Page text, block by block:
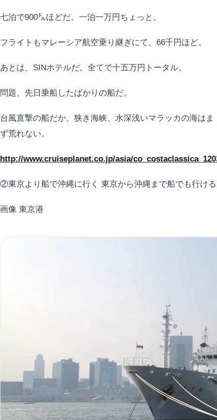
七泊で900㌦ほどだ。一泊一万円ちょっと。
フライトもマレーシア航空乗り継ぎにて、66千円ほど。
あとは、SINホテルだ。全てで十五万円トータル。
問題、先日乗船したばかりの船だ。
台風直撃の船だか、狭き海峡、水深浅いマラッカの海はま
ず荒れない。
http://www.cruiseplanet.co.jp/asia/
②東京より船で沖縄に行く 東京から沖縄まで船でも行ける
画像 東京港